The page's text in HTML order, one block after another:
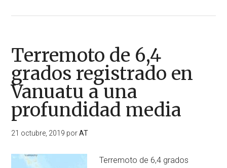
6,1
grados
en
las
islas
Vanuatu
y
Terremoto de 6,4
grados registrado en
Vanuatu a una
profundidad media
21 octubre, 2019 porAT
Terremoto de 6,4 grados